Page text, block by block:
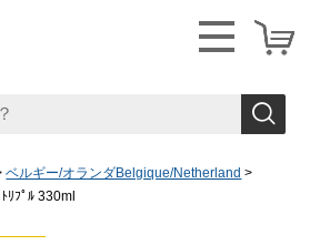
ベルギー/オランダBelgique/Netherland
ﾘﾌﾟﾙ 330ml